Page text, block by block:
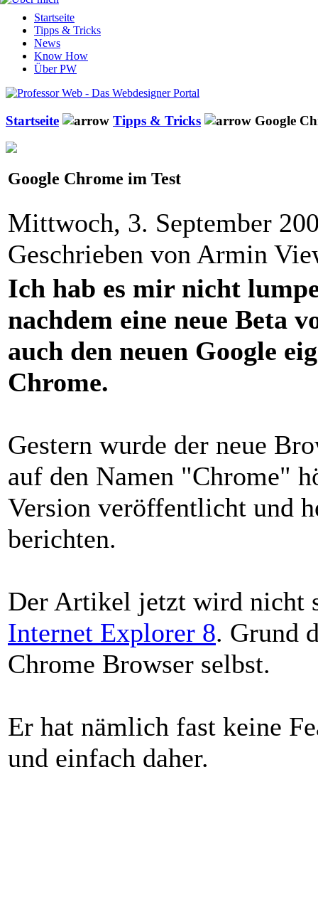
Startseite
Tipps & Tricks
News
Know How
Über PW
Startseite Tipps & Tricks Google
Google Chrome im Test
Mittwoch, 3. September
Geschrieben von Armin
Ich hab es mir nicht
nachdem eine neue Beta
auch den neuen Google
Chrome.
Gestern wurde der neue
auf den Namen "Chrome"
Version veröffentlicht und
berichten.
Der Artikel jetzt wird nicht
Internet Explorer 8. Grund
Chrome Browser selbst.
Er hat nämlich fast keine
und einfach daher.